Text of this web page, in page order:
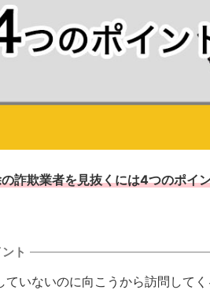
詐欺業者を見抜くには4つのポイ
ト
ていないのに向こうから訪問してく